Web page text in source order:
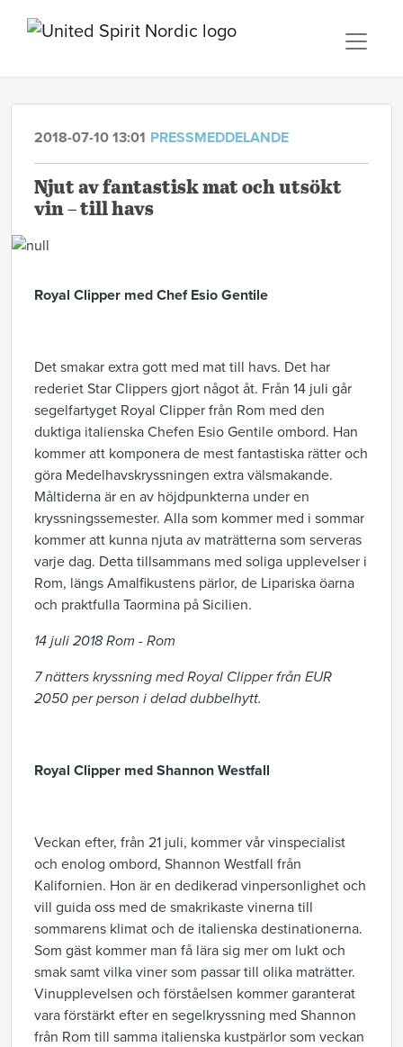
2018-07-10 13:01 PRESSMEDDELANDE
Njut av fantastisk mat och utsökt
vin – till havs
Royal Clipper med Chef Esio Gentile
Det smakar extra gott med mat till havs. Det har
rederiet Star Clippers gjort något åt. Från 14 juli går
segelfartyget Royal Clipper från Rom med den
duktiga italienska Chefen Esio Gentile ombord. Han
kommer att komponera de mest fantastiska rätter och
göra Medelhavskryssningen extra välsmakande.
Måltiderna är en av höjdpunkterna under en
kryssningssemester. Alla som kommer med i sommar
kommer att kunna njuta av maträtterna som serveras
varje dag. Detta tillsammans med soliga upplevelser i
Rom, längs Amalfikustens pärlor, de Lipariska öarna
och praktfulla Taormina på Sicilien.
14 juli 2018 Rom - Rom
7 nätters kryssning med Royal Clipper från EUR
2050 per person i delad dubbelhytt.
Royal Clipper med Shannon Westfall
Veckan efter, från 21 juli, kommer vår vinspecialist
och enolog ombord, Shannon Westfall från
Kalifornien. Hon är en dedikerad vinpersonlighet och
vill guida oss med de smakrikaste vinerna till
sommarens klimat och de italienska destinationerna.
Som gäst kommer man få lära sig mer om lukt och
smak samt vilka viner som passar till olika maträtter.
Vinupplevelsen och förståelsen kommer garanterat
vara förstärkt efter en segelkryssning med Shannon
från Rom till samma italienska kustpärlor som veckan